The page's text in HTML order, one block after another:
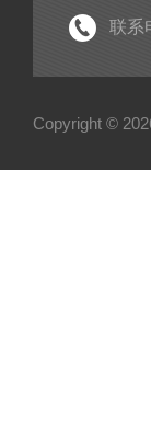
联系
Copyright ©